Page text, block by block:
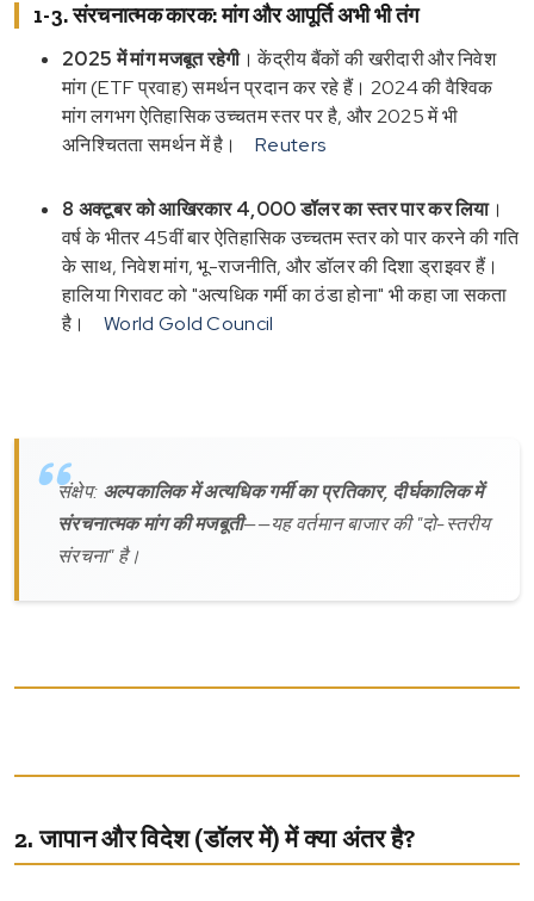
1-3. संरचनात्मक कारक: मांग और आपूर्ति अभी भी तंग
2025 में मांग मजबूत रहेगी। केंद्रीय बैंकों की खरीदारी और निवेश
मांग (ETF प्रवाह) समर्थन प्रदान कर रहे हैं। 2024 की वैश्विक
मांग लगभग ऐतिहासिक उच्चतम स्तर पर है, और 2025 में भी
अनिश्चितता समर्थन में है।
Reuters
8 अक्टूबर को आखिरकार 4,000 डॉलर का स्तर पार कर लिया।
वर्ष के भीतर 45वीं बार ऐतिहासिक उच्चतम स्तर को पार करने की गति
के साथ, निवेश मांग, भू-राजनीति, और डॉलर की दिशा ड्राइवर हैं।
हालिया गिरावट को "अत्यधिक गर्मी का ठंडा होना" भी कहा जा सकता
है।
World Gold Council
संक्षेप: अल्पकालिक में अत्यधिक गर्मी का प्रतिकार, दीर्घकालिक में
संरचनात्मक मांग की मजबूती——यह वर्तमान बाजार की "दो-स्तरीय
संरचना" है।
2. जापान और विदेश (डॉलर में) में क्या अंतर है?